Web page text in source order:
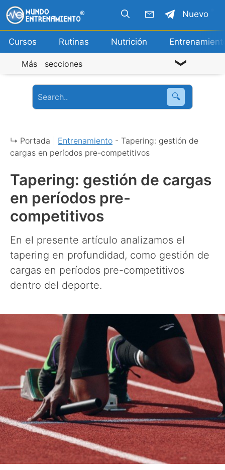
Saltar
al
contenido
Cursos Rutinas Nutrición
Nuevo
Más secciones
🔍
↳ Portada | Entrenamiento - Tapering: gestión de
cargas en períodos pre-competitivos
Tapering: gestión de cargas
en períodos pre-
competitivos
En el presente artículo analizamos el
tapering en profundidad, como gestión de
cargas en períodos pre-competitivos
dentro del deporte.